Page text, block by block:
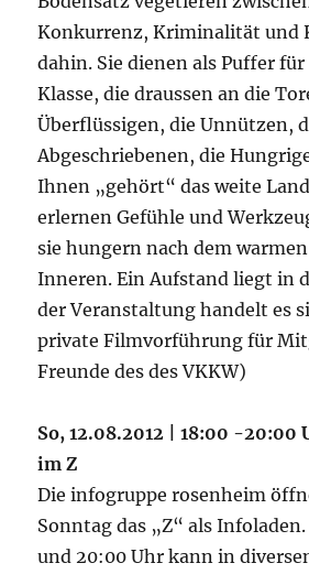
Konkurrenz, Kriminalität und
dahin. Sie dienen als Puffer
Klasse, die draussen an die
Überflüssigen, die Unnützen,
Abgeschriebenen, die
Ihnen „gehört“ das weite
erlernen Gefühle und
sie hungern nach dem
Inneren. Ein Aufstand liegt in
der Veranstaltung handelt es
private Filmvorführung für
Freunde des des VKKW)
So, 12.08.2012 | 18:00 -20:00
im Z
Die infogruppe rosenheim
Sonntag das „Z“ als
und 20:00 Uhr kann in